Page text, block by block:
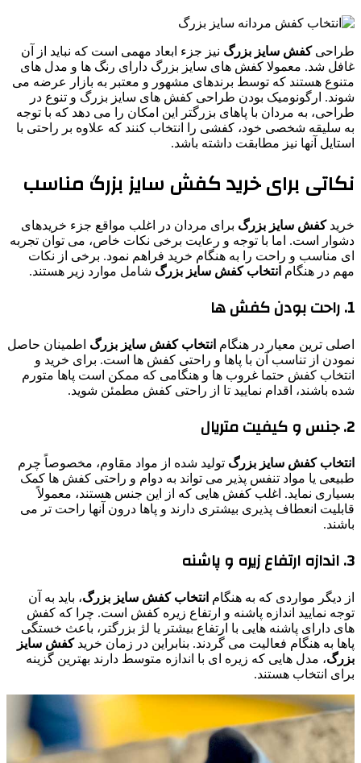
طراحیکفش سایز بزرگ نیز جزء ابعاد مهمی است که نباید از آن
غافل شد. معمولا کفش ‌های سایز بزرگ دارای رنگ ‌ها و مدل ‌های
متنوع هستند که توسط برندهای مشهور و معتبر به بازار عرضه می
‌شوند. ارگونومیک بودن طراحی کفش‌ های سایز بزرگ و تنوع در
طراحی، به مردان با پاهای بزرگتر این امکان را می‌ دهد که با توجه
به سلیقه شخصی خود، کفشی را انتخاب کنند که علاوه بر راحتی با
استایل آنها نیز مطابقت داشته باشد.
نکاتی برای خرید کفش سایز بزرگ مناسب
خریدکفش سایز بزرگ برای مردان در اغلب مواقع جزء خریدهای
دشوار است. اما با توجه و رعایت برخی نکات خاص، می‌ توان تجربه
ای مناسب و راحت را به هنگام خرید فراهم نمود. برخی از نکات
مهم در هنگام انتخاب کفش سایز بزرگ شامل موارد زیر هستند.
1. راحت بودن کفش ها
اصلی‌ ترین معیار در هنگام انتخاب کفش‌ سایز بزرگ اطمینان حاصل
نمودن از تناسب آن با پاها و راحتی کفش‌ ها است. برای خرید و
انتخاب کفش حتما غروب ها و هنگامی که ممکن است پاها متورم
شده باشند، اقدام نمایید تا از راحتی کفش مطمئن شوید.
2. جنس و کیفیت متریال
انتخاب کفش سایز بزرگ تولید شده از مواد مقاوم، مخصوصاً چرم
طبیعی یا مواد تنفس پذیر می‌ تواند به دوام و راحتی کفش‌ ها کمک
بسیاری نماید. اغلب کفش‌ هایی که از این جنس هستند، معمولاً
قابلیت انعطاف پذیری بیشتری دارند و پاها درون آنها راحت‌ تر می‌
باشند.
3. اندازه ارتفاع زیره و پاشنه
از دیگر مواردی که به هنگام انتخاب کفش سایز بزرگ، باید به آن
توجه نمایید اندازه پاشنه و ارتفاع زیره کفش است. چرا که کفش‌
های دارای پاشنه‌ هایی با ارتفاع بیشتر یا لژ بزرگتر، باعث خستگی
پاها به هنگام فعالیت می‌ گردند. بنابراین در زمان خریدکفش سایز
بزرگ، مدل‌ هایی که زیره ای با اندازه متوسط دارند بهترین گزینه
برای انتخاب هستند.